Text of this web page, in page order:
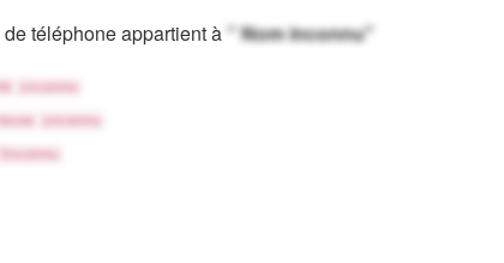
téléphone appartient à" Nom inconnu"
inconnu
inconnu